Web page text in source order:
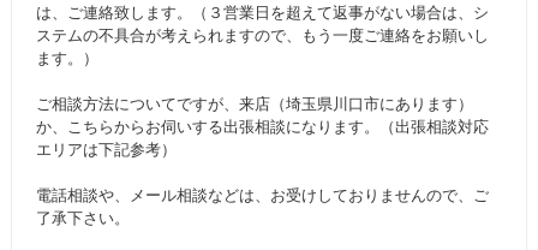
は、ご連絡致します。（３営業日を超えて返事がない場合は、シ
ステムの不具合が考えられますので、もう一度ご連絡をお願いし
ます。）
ご相談方法についてですが、来店（埼玉県川口市にあります）
か、こちらからお伺いする出張相談になります。（出張相談対応
エリアは下記参考）
電話相談や、メール相談などは、お受けしておりませんので、ご
了承下さい。